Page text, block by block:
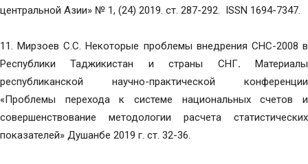
центральной Азии» № 1, (24) 2019. ст. 287-292. ISSN 1694-7347.
11. Мирзоев С.С. Некоторые проблемы внедрения СНС-2008 в
Республики Таджикистан и страны СНГ. Материалы
республиканской научно-практической конференции
«Проблемы перехода к системе национальных счетов и
совершенствование методологии расчета статистических
показателей» Душанбе 2019 г. ст. 32-36.